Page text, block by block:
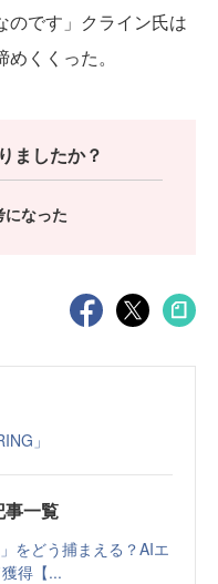
のです」クライン氏は
くくった。
ましたか？
になった
」
一覧
をどう捕まえる？AIエ
得【...